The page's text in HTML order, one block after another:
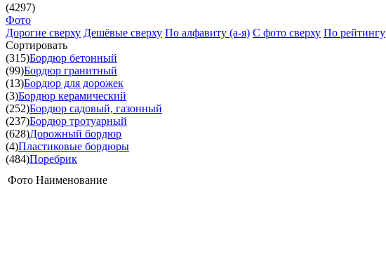
(4297)
Фото
Дорогие сверху Дешёвые сверху По алфавиту (а-я) С фото сверху По рейтингу
Сортировать
(315)Бордюр бетонный
(99)Бордюр гранитный
(13)Бордюр для дорожек
(3)Бордюр керамический
(252)Бордюр садовый, газонный
(237)Бордюр тротуарный
(628)Дорожный бордюр
(4)Пластиковые бордюры
(484)Поребрик
Фото Наименование